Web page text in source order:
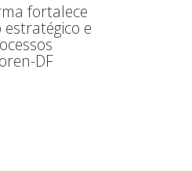
fortalece
e
DF